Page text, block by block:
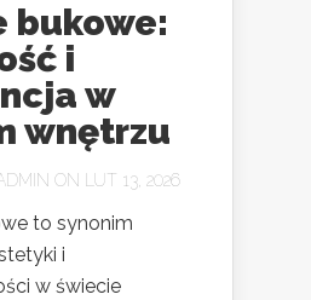
bukowe:
i
w
wnętrzu
ON LUT 13, 2026
to synonim
i
w świecie